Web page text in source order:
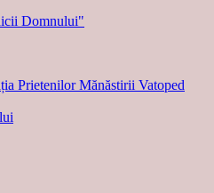
Domnului"
Prietenilor Mănăstirii Vatoped